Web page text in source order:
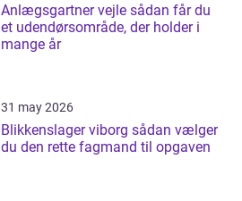
Anlægsgartner vejle sådan får du
et udendørsområde, der holder i
mange år
31 may 2026
Blikkenslager viborg sådan vælger
du den rette fagmand til opgaven